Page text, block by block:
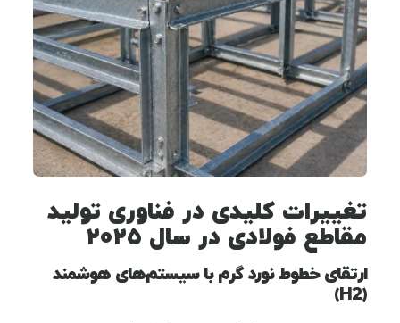
تغییرات کلیدی در فناوری تولید
مقاطع فولادی در سال ۲۰۲۵
ارتقای خطوط نورد گرم با سیستم‌های هوشمند
(H2)